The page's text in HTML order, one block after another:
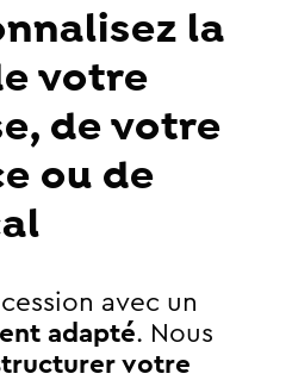
la
votre
de votre
ou de
avec un
adapté. Nous
votre